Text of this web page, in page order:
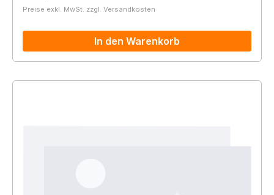
Preise exkl. MwSt. zzgl. Versandkosten
In den Warenkorb